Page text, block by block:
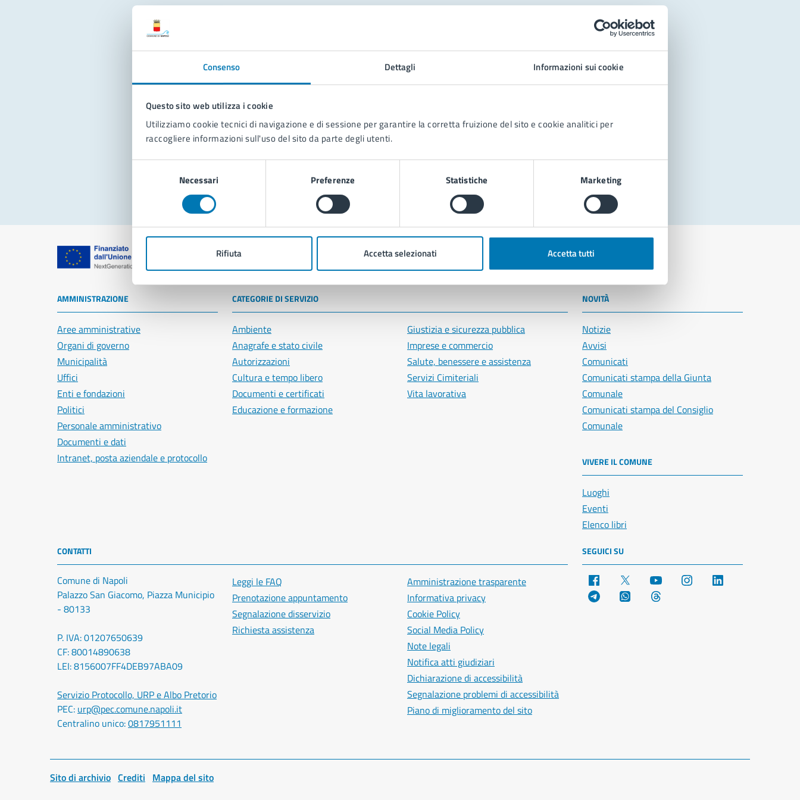
Consenso Dettagli Informazioni sui cookie
Questo sito web utilizza i cookie
Utilizziamo cookie tecnici di navigazione e di sessione per garantire la corretta fruizione del sito e cookie analitici per
raccogliere informazioni sull'uso del sito da parte degli utenti.
Necessari Preferenze Statistiche Marketing
Rifiuta Accetta selezionati Accetta tutti
Problemi in città
Segnala disservizio
Comune di Napoli
AMMINISTRAZIONE
Aree amministrative
Organi di governo
Municipalità
Uffici
Enti e fondazioni
Politici
Personale amministrativo
Documenti e dati
Intranet, posta aziendale e protocollo
CATEGORIE DI SERVIZIO
Ambiente
Anagrafe e stato civile
Autorizzazioni
Cultura e tempo libero
Documenti e certificati
Educazione e formazione
Giustizia e sicurezza pubblica
Imprese e commercio
Salute, benessere e assistenza
Servizi Cimiteriali
Vita lavorativa
NOVITÀ
Notizie
Avvisi
Comunicati
Comunicati stampa della Giunta
Comunale
Comunicati stampa del Consiglio
Comunale
VIVERE IL COMUNE
Luoghi
Eventi
Elenco libri
CONTATTI
Comune di Napoli
Palazzo San Giacomo, Piazza Municipio
- 80133
P. IVA: 01207650639
CF: 80014890638
LEI: 8156007FF4DEB97ABA09
Servizio Protocollo, URP e Albo Pretorio
PEC: urp@pec.comune.napoli.it
Centralino unico:0817951111
Leggi le FAQ
Prenotazione appuntamento
Segnalazione disservizio
Richiesta assistenza
Amministrazione trasparente
Informativa privacy
Cookie Policy
Social Media Policy
Note legali
Notifica atti giudiziari
Dichiarazione di accessibilità
Segnalazione problemi di accessibilità
Piano di miglioramento del sito
SEGUICI SU
Facebook YouTube Instagram
Telegram WhatsApp
Sito di archivio Crediti Mappa del sito